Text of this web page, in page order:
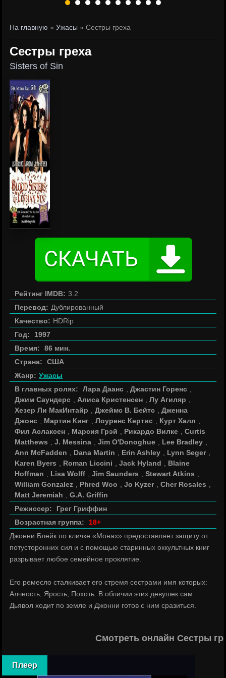
На главную »Ужасы » Сестры греха
Сестры греха
Sisters of Sin
Рейтинг IMDB: 3.2
Перевод: Дублированный
Качество: HDRip
Год:
1997
Время:
86 мин.
Страна:
США
Жанр: Ужасы
В главных ролях:
Лара Даанс ,Джастин Горенс
Джим Саундерс
Алиса Кристенсен ,Лу Агиляр
Хезер Ли МакИнтайр
,Джеймс В. Бейтс ,Дженна
Джонс
Мартин Кинг ,Лоуренс Кертис Курт Халл
Фил Аслаксен
Марсия Грэй Рикардо Вилке ,Curtis
Matthews
,J. Messina ,Jim O'Donoghue Lee Bradley
Ann McFadden
Dana Martin Erin Ashley Lynn Seger
Karen Byers
Roman Liccini ,Jack Hyland
Blaine
Hoffman
Lisa Wolff ,Jim Saunders ,Stewart Atkins
William Gonzalez
Phred Woo ,Jo Kyzer ,Cher Rosales
Matt Jeremiah
,G.A. Griffin
Режиссер:
Грег Гриффин
Возрастная группа:
18+
Джонни Блейк по кличке «Монах» предоставляет защиту от
потусторонних сил и с помощью старинных оккультных книг
разрывает любое семейное проклятие.
Его ремесло сталкивает его стремя сестрами имя которых:
Алчность, Ярость, Похоть. В обличии этих девушек сам
Дьявол ходит по земле и Джонни готов с ним сразиться.
Смотреть онлайн Сестры
Плеер